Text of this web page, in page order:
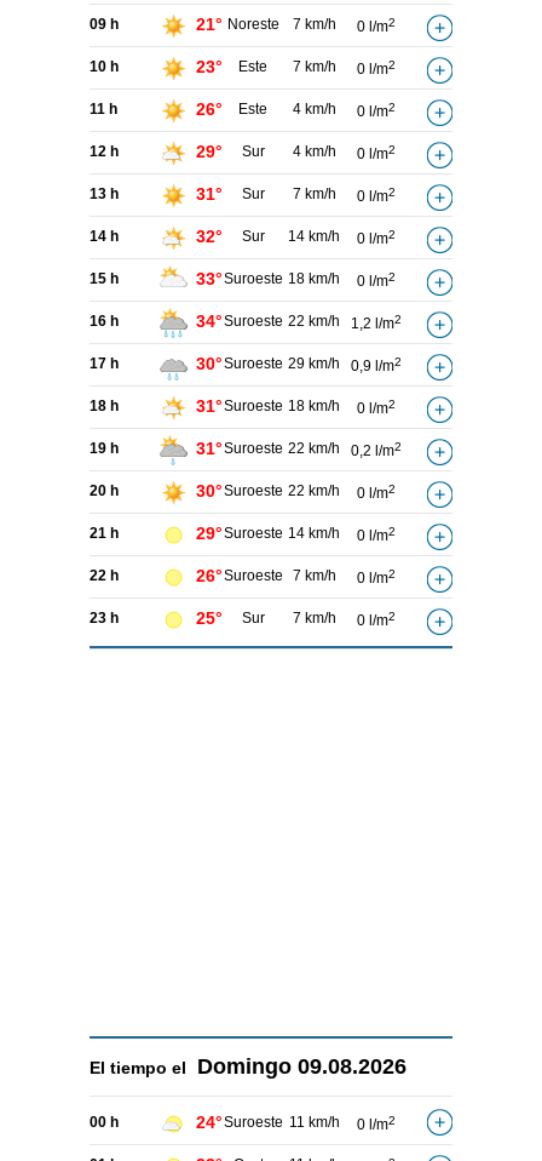
09 h 21° Noreste 7 km/h 0 l/m2
10 h 23° Este 7 km/h 0 l/m2
11 h 26° Este 4 km/h 0 l/m2
12 h 29° Sur 4 km/h 0 l/m2
13 h 31° Sur 7 km/h 0 l/m2
14 h 32° Sur 14 km/h 0 l/m2
15 h 33°Suroeste 18 km/h 0 l/m2
16 h 34°Suroeste 22 km/h 1,2 l/m2
17 h 30°Suroeste 29 km/h 0,9 l/m2
18 h 31°Suroeste 18 km/h 0 l/m2
19 h 31°Suroeste 22 km/h 0,2 l/m2
20 h 30°Suroeste 22 km/h 0 l/m2
21 h 29°Suroeste 14 km/h 0 l/m2
22 h 26°Suroeste 7 km/h 0 l/m2
23 h 25° Sur 7 km/h 0 l/m2
El tiempo el Domingo 09.08.2026
00 h 24°Suroeste 11 km/h 0 l/m2